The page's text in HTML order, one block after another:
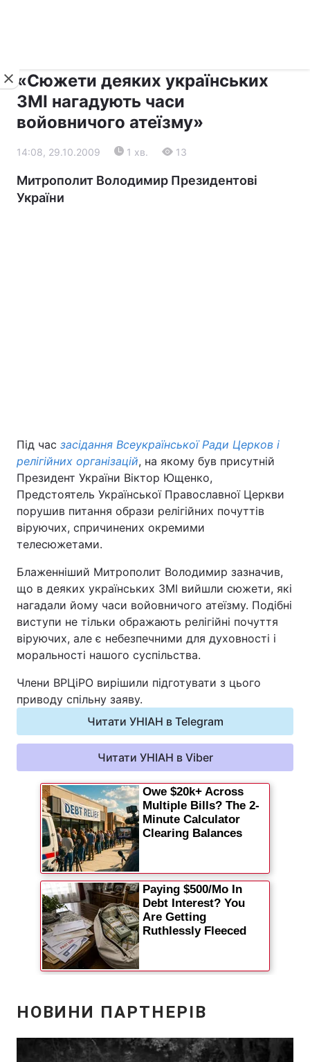
Головна Війна
Україна Політика
Економіка Світ
РЕГІОНИ
Київ Львів
Дніпро Харків
Техно і зв'язок Лайт
Зброя Інциденти
Здоров'я Туризм
Цікавинки Погода
Відео з Youtube
Архів Вакансії
Контакти
«Сюжети деяких українських
ЗМІ нагадують часи
войовничого атеїзму»
14:08, 29.10.2009 1 хв. 13
Митрополит Володимир Президентові
України
Під час засідання Всеукраїнської Ради Церков і
релігійних організацій, на якому був присутній
Президент України Віктор Ющенко,
Предстоятель Української Православної Церкви
порушив питання образи релігійних почуттів
віруючих, спричинених окремими
телесюжетами.
Блаженніший Митрополит Володимир зазначив,
що в деяких українських ЗМІ вийшли сюжети, які
нагадали йому часи войовничого атеїзму. Подібні
виступи не тільки ображають релігійні почуття
віруючих, але є небезпечними для духовності і
моральності нашого суспільства.
Члени ВРЦіРО вирішили підготувати з цього
приводу спільну заяву.
Читати УНІАН в Telegram
Читати УНІАН в Viber